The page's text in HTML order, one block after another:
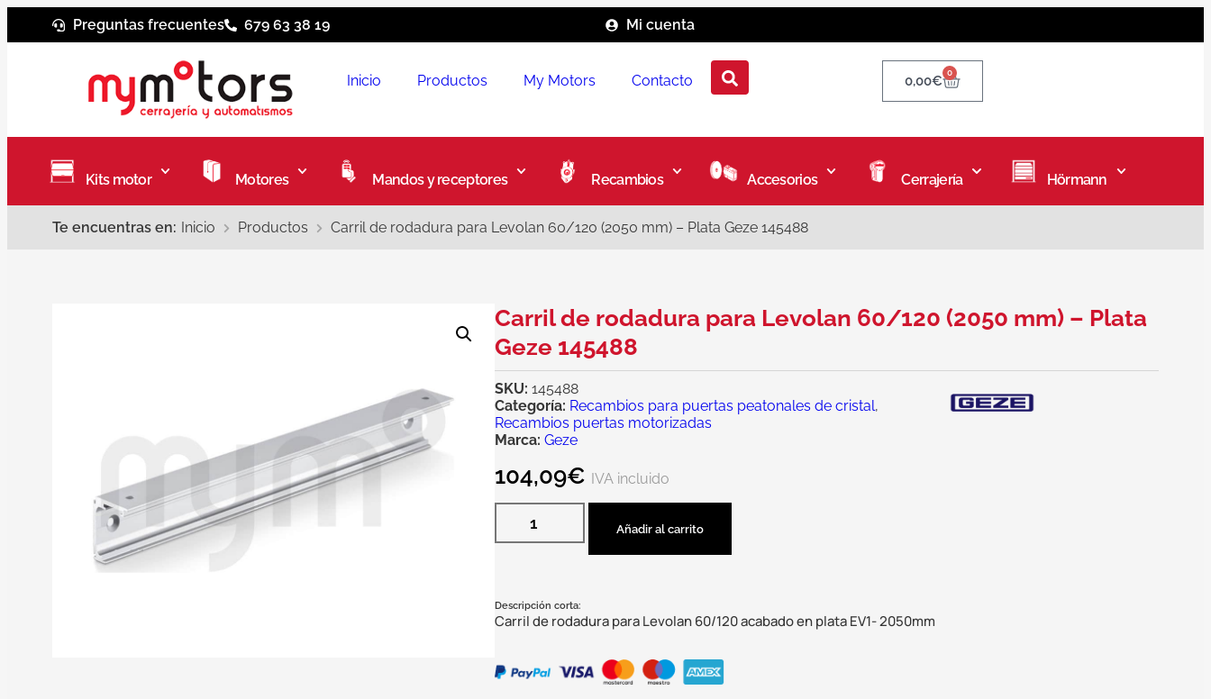
Preguntas frecuentes 679 63 38 19 Mi cuenta
Inicio Productos My Motors Contacto 0,00€ 0
Kits motor Motores Mandos y receptores Recambios Accesorios Cerrajería Hörmann
Te encuentras en: Inicio Productos Carril de rodadura para Levolan 60/120 (2050 mm) – Plata Geze 145488
Carril de rodadura para Levolan 60/120 (2050 mm) – Plata
Geze 145488
SKU:145488
Categoría: Recambios para puertas peatonales de cristal,
Recambios puertas motorizadas
Marca: Geze
104,09€ IVA incluido
Añadir al carrito
Descripción corta:
Carril de rodadura para Levolan 60/120 acabado en plata EV1- 2050mm